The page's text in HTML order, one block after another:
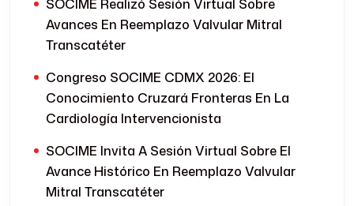
SOCIME Realizó Sesión Virtual Sobre
Avances En Reemplazo Valvular Mitral
Transcatéter
Congreso SOCIME CDMX 2026: El
Conocimiento Cruzará Fronteras En La
Cardiología Intervencionista
SOCIME Invita A Sesión Virtual Sobre El
Avance Histórico En Reemplazo Valvular
Mitral Transcatéter